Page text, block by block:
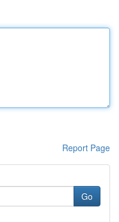
Report Page
Go